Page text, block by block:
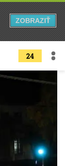
24
ZOBRAZIŤ